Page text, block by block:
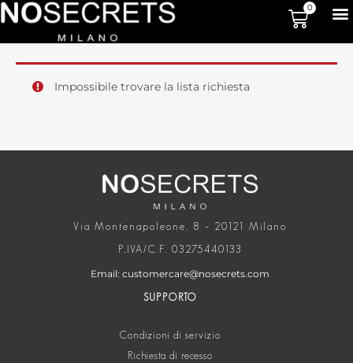
0
Impossibile trovare la lista richiesta
Via Montenapoleone, 8 – 20121 Milano
P.IVA/C.F. 03275440133
Email: customercare@nosecrets.com
SUPPORTO
Condizioni di servizio
Richiesta di recesso